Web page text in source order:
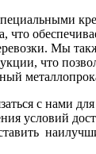
что
Мы
что
с нами для
условий